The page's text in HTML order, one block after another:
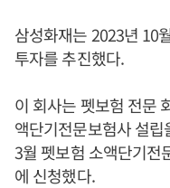
삼성화재는 2023년 10
투자를 추진했다.
이 회사는 펫보험 전문
액단기전문보험사 설
3월 펫보험 소액단기전
에 신청했다.